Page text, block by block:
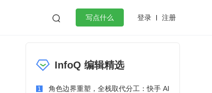
 写点什么 登录 注册
微服务架构 flutter
InfoQ 编辑精选
1
角色边界重塑，全栈取代分工：快手 AI